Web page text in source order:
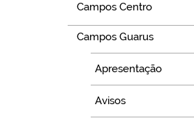
Campos Centro
Campos Guarus
Apresentação
Avisos